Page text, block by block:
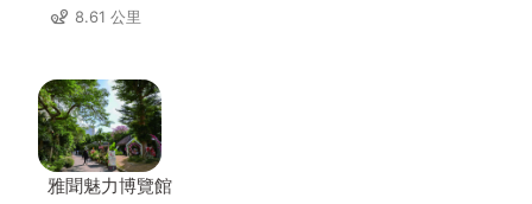
8.61 公里
雅聞魅力博覽館